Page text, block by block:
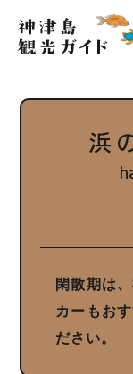
浜
閑散期は
カーもお
ださい。